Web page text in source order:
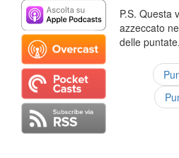
P.S. Questa
azzeccato
delle puntate.